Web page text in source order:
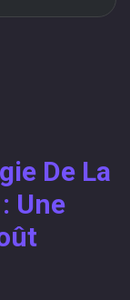
De La
Une